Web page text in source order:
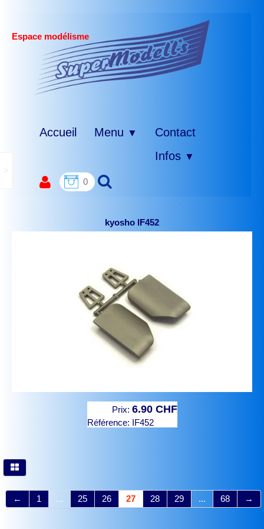
Espace modélisme
Accueil Menu ▼
Contact
Infos ▼
0
kyosho IF452
Prix: 6.90 CHF
Référence: IF452
← 1 ... 25 26 27 28 29 ... 68 →